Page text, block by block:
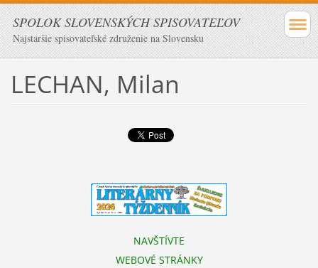
SPOLOK SLOVENSKÝCH SPISOVATEĽOV
Najstaršie spisovateľské združenie na Slovensku
LECHAN, Milan
NAVŠTÍVTE
WEBOVÉ STRÁNKY